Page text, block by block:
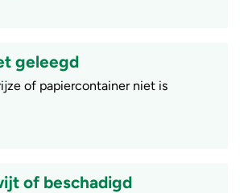
geleegd
of papiercontainer niet is
of beschadigd